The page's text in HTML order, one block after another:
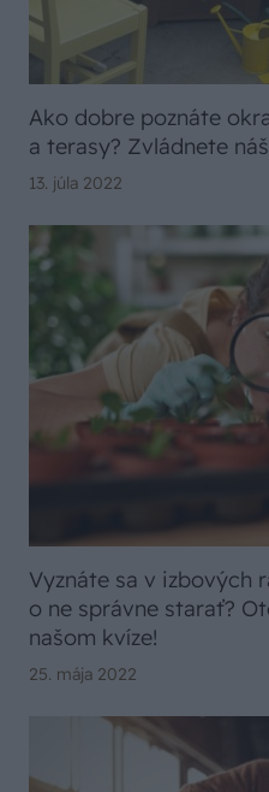
Ako dobre poznáte
a terasy? Zvládnete
13. júla 2022
Vyznáte sa v izbových
o ne správne starať?
našom kvíze!
25. mája 2022